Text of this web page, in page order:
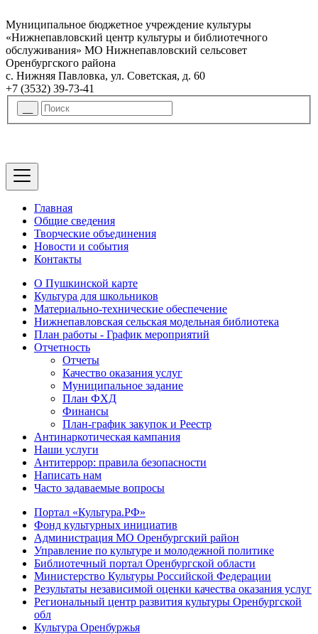
Муниципальное бюджетное учреждение культуры
«Нижнепавловский центр культуры и библиотечного
обслуживания» МО Нижнепавловский сельсовет
Оренбургского района
с. Нижняя Павловка, ул. Советская, д. 60
+7 (3532) 39-73-41
Главная
Общие сведения
Творческие объединения
Новости и события
Контакты
О Пушкинской карте
Культура для школьников
Материально-технические обеспечение
Нижнепавловская сельская модельная библиотека
План работы - График мероприятий
Отчетность
Отчеты
Качество оказания услуг
Муниципальное задание
План ФХД
Финансы
План-график закупок и Реестр
Антинаркотическая кампания
Наши услуги
Антитеррор: правила безопасности
Написать нам
Часто задаваемые вопросы
Портал «Культура.РФ»
Фонд культурных инициатив
Администрация МО Оренбургский район
Управление по культуре и молодежной политике
Библиотечный портал Оренбургской области
Министерство Культуры Российской Федерации
Результаты независимой оценки качества оказания услуг
Региональный центр развития культуры Оренбургской
обл
Культура Оренбуржья